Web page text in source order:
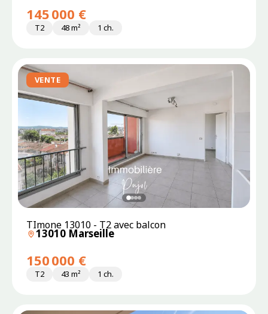
145 000 €
T2 48 m² 1 ch.
VENTE
TImone 13010 - T2 avec balcon
13010 Marseille
150 000 €
T2 43 m² 1 ch.